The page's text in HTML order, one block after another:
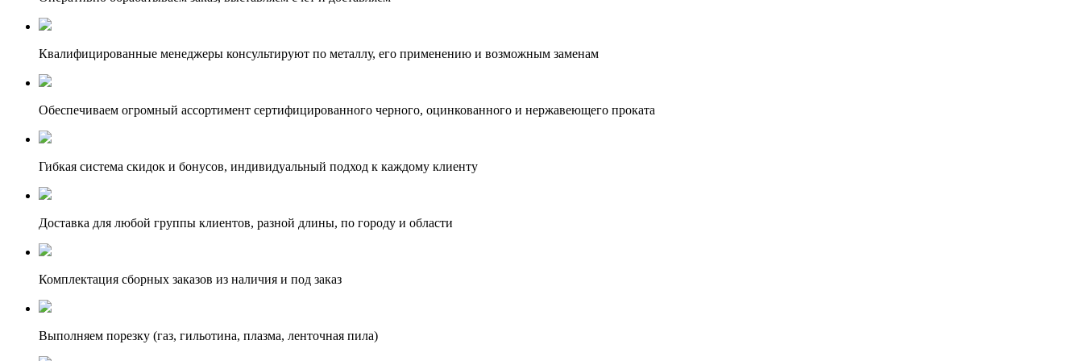
Квалифицированные менеджеры консультируют по металлу, его применению и возможным заменам
Обеспечиваем огромный ассортимент сертифицированного черного, оцинкованного и нержавеющего проката
Гибкая система скидок и бонусов, индивидуальный подход к каждому клиенту
Доставка для любой группы клиентов, разной длины, по городу и области
Комплектация сборных заказов из наличия и под заказ
Выполняем порезку (газ, гильотина, плазма, ленточная пила)